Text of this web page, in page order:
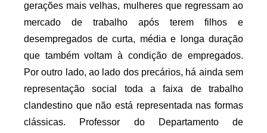
gerações mais velhas, mulheres que regressam ao
mercado de trabalho após terem filhos e
desempregados de curta, média e longa duração
que também voltam à condição de empregados.
Por outro lado, ao lado dos precários, há ainda sem
representação social toda a faixa de trabalho
clandestino que não está representada nas formas
clássicas. Professor do Departamento de